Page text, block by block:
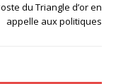
du Triangle d’or en
appelle aux politiques